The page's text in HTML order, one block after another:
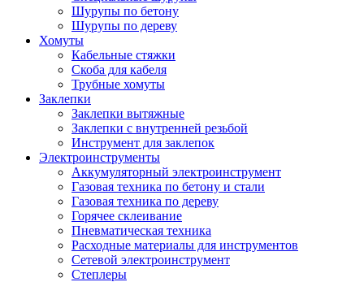
Шурупы по бетону
Шурупы по дереву
Хомуты
Кабельные стяжки
Скоба для кабеля
Трубные хомуты
Заклепки
Заклепки вытяжные
Заклепки с внутренней резьбой
Инструмент для заклепок
Электроинструменты
Аккумуляторный электроинструмент
Газовая техника по бетону и стали
Газовая техника по дереву
Горячее склеивание
Пневматическая техника
Расходные материалы для инструментов
Сетевой электроинструмент
Степлеры